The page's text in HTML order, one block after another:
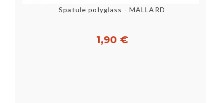
Spatule polyglass - MALLARD
1,90 €